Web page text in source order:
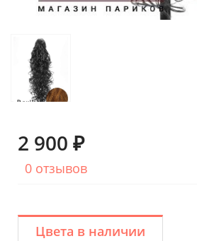
2 900 ₽
0 отзывов
Цвета в наличии